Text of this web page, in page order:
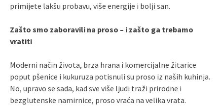
primijete lakšu probavu, više energije i bolji san.
Zašto smo zaboravili na proso – i zašto ga trebamo
vratiti
Moderni način života, brza hrana i komercijalne žitarice
poput pšenice i kukuruza potisnuli su proso iz naših kuhinja.
No, upravo se sada, kad sve više ljudi traži prirodne i
bezglutenske namirnice, proso vraća na velika vrata.